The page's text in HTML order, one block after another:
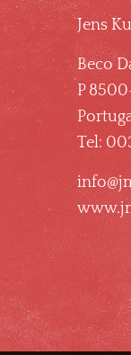
Jens
Beco
P
Tel: